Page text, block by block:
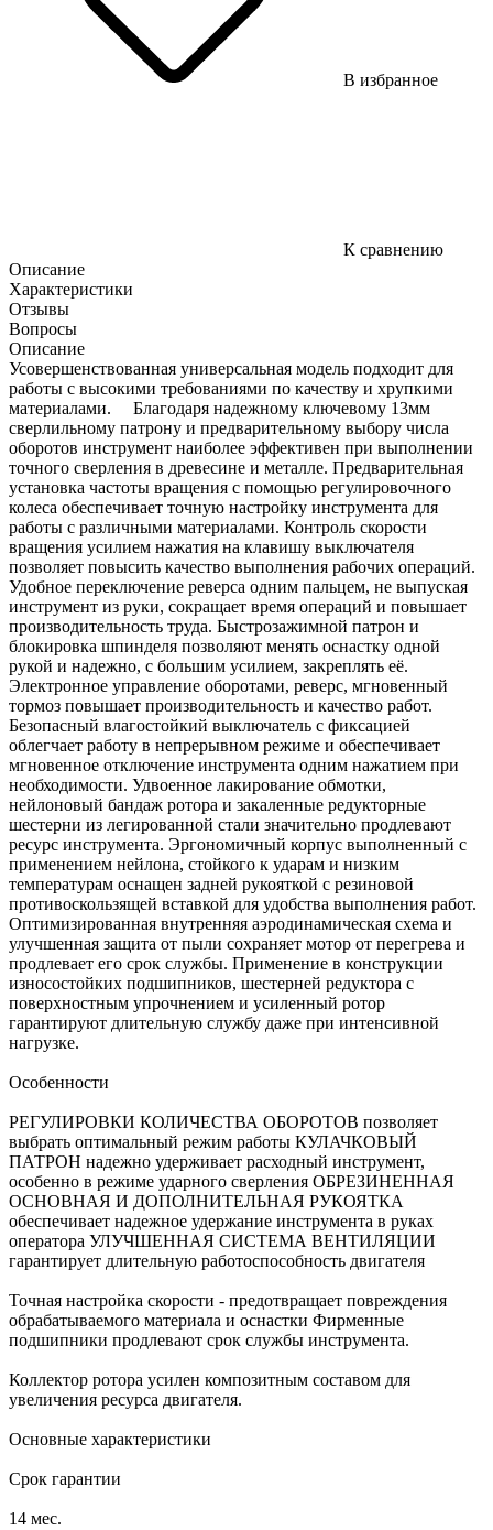
В избранное
К сравнению
Описание
Характеристики
Отзывы
Вопросы
Описание
Усовершенствованная универсальная модель подходит для
работы с высокими требованиями по качеству и хрупкими
материалами. Благодаря надежному ключевому 13мм
сверлильному патрону и предварительному выбору числа
оборотов инструмент наиболее эффективен при выполнении
точного сверления в древесине и металле. Предварительная
установка частоты вращения с помощью регулировочного
колеса обеспечивает точную настройку инструмента для
работы с различными материалами. Контроль скорости
вращения усилием нажатия на клавишу выключателя
позволяет повысить качество выполнения рабочих операций.
Удобное переключение реверса одним пальцем, не выпуская
инструмент из руки, сокращает время операций и повышает
производительность труда. Быстрозажимной патрон и
блокировка шпинделя позволяют менять оснастку одной
рукой и надежно, с большим усилием, закреплять её.
Электронное управление оборотами, реверс, мгновенный
тормоз повышает производительность и качество работ.
Безопасный влагостойкий выключатель с фиксацией
облегчает работу в непрерывном режиме и обеспечивает
мгновенное отключение инструмента одним нажатием при
необходимости. Удвоенное лакирование обмотки,
нейлоновый бандаж ротора и закаленные редукторные
шестерни из легированной стали значительно продлевают
ресурс инструмента. Эргономичный корпус выполненный с
применением нейлона, стойкого к ударам и низким
температурам оснащен задней рукояткой с резиновой
противоскользящей вставкой для удобства выполнения работ.
Оптимизированная внутренняя аэродинамическая схема и
улучшенная защита от пыли сохраняет мотор от перегрева и
продлевает его срок службы. Применение в конструкции
износостойких подшипников, шестерней редуктора с
поверхностным упрочнением и усиленный ротор
гарантируют длительную службу даже при интенсивной
нагрузке.
Особенности
РЕГУЛИРОВКИ КОЛИЧЕСТВА ОБОРОТОВ позволяет
выбрать оптимальный режим работы КУЛАЧКОВЫЙ
ПАТРОН надежно удерживает расходный инструмент,
особенно в режиме ударного сверления ОБРЕЗИНЕННАЯ
ОСНОВНАЯ И ДОПОЛНИТЕЛЬНАЯ РУКОЯТКА
обеспечивает надежное удержание инструмента в руках
оператора УЛУЧШЕННАЯ СИСТЕМА ВЕНТИЛЯЦИИ
гарантирует длительную работоспособность двигателя
Точная настройка скорости - предотвращает повреждения
обрабатываемого материала и оснастки Фирменные
подшипники продлевают срок службы инструмента.
Коллектор ротора усилен композитным составом для
увеличения ресурса двигателя.
Основные характеристики
Срок гарантии
14 мес.